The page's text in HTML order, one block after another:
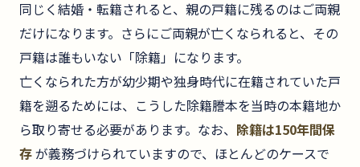
同じく結婚・転籍されると、親の戸籍に残るのはご両親
だけになります。さらにご両親が亡くなられると、その
戸籍は誰もいない「除籍」になります。
亡くなられた方が幼少期や独身時代に在籍されていた戸
籍を遡るためには、こうした除籍謄本を当時の本籍地か
ら取り寄せる必要があります。なお、 除籍は150年間保
存が義務づけられていますので、ほとんどのケースで